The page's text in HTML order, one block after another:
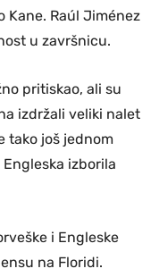
Kane. Raúl Jiménez
u završnicu.
pritiskao, ali su
izdržali veliki nalet
tako još jednom
izborila
i Engleske
na Floridi.